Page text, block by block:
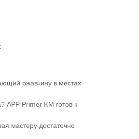
ржавчину в местах
APP Primer KM готов к
мастеру достаточно